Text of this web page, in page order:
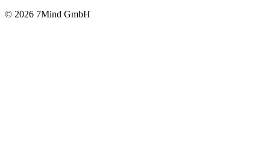
© 2026 7Mind GmbH